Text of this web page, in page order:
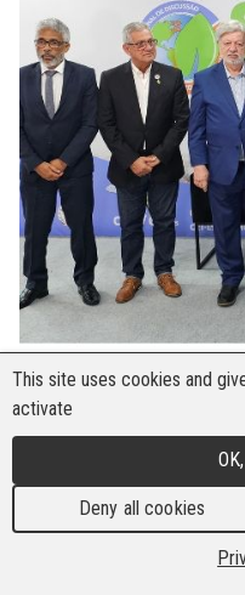
Der Nationale
(FENTEC)
dem Regionalrat der
This site uses cookies and
activate
Deny all cookies